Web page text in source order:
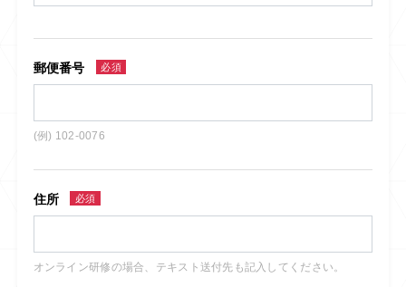
郵便番号 必須
(例) 102-0076
住所 必須
オンライン研修の場合、テキスト送付先も記入してください。